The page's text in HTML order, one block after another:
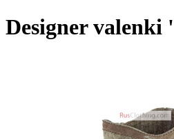
Designer